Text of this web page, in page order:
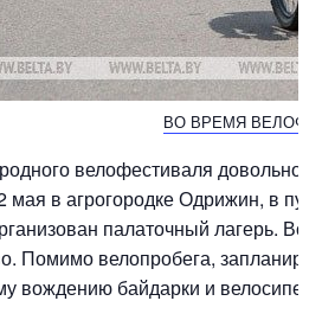
ВО ВРЕМЯ
велофестиваля довольно
мая в агрогородке Одрижин, в
палаточный лагерь.
Помимо велопробега,
вождению байдарки и